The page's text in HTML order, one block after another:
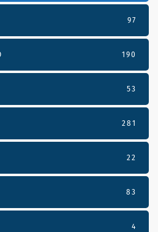
97
190
53
281
22
83
4